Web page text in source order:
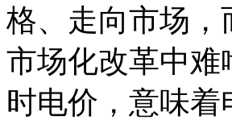
格、走向市场
市场化改革中难
时电价，意味